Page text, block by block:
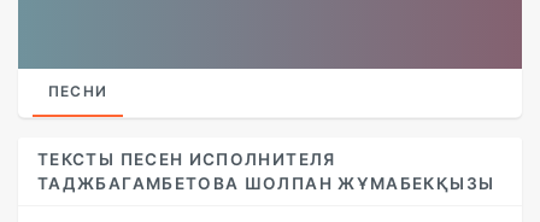
ПЕСНИ
ТЕКСТЫ ПЕСЕН ИСПОЛНИТЕЛЯ
ТАДЖБАГАМБЕТОВА ШОЛПАН ЖҰМАБЕКҚЫЗЫ